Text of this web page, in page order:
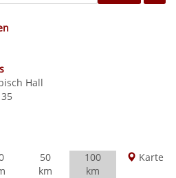
Hall
50
km
100
km
Karte